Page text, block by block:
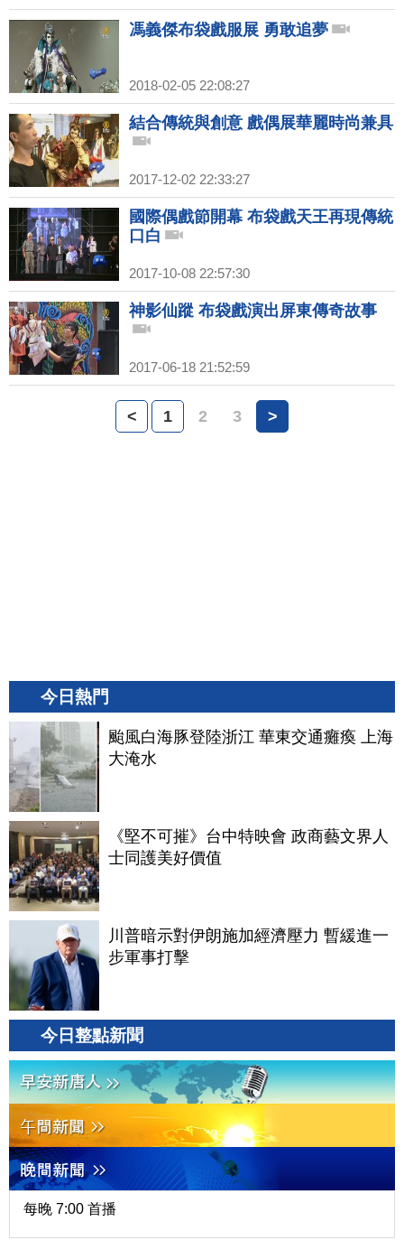
馮義傑布袋戲服展 勇敢追夢
2018-02-05 22:08:27
結合傳統與創意 戲偶展華麗時尚兼具
2017-12-02 22:33:27
國際偶戲節開幕 布袋戲天王再現傳統
口白
2017-10-08 22:57:30
神影仙蹤 布袋戲演出屏東傳奇故事
2017-06-18 21:52:59
< 1 2 3 >
今日熱門
颱風白海豚登陸浙江 華東交通癱瘓 上海
大淹水
《堅不可摧》台中特映會 政商藝文界人
士同護美好價值
川普暗示對伊朗施加經濟壓力 暫緩進一
步軍事打擊
今日整點新聞
每晚 7:00 首播